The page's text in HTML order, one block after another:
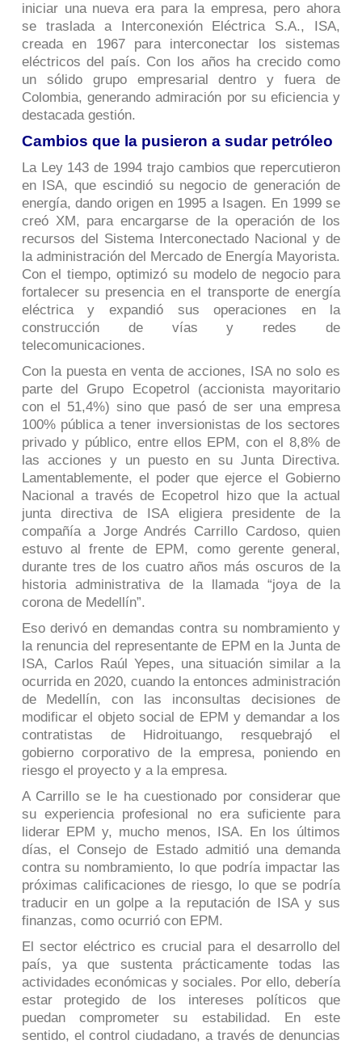
iniciar una nueva era para la empresa, pero ahora
se traslada a Interconexión Eléctrica S.A., ISA,
creada en 1967 para interconectar los sistemas
eléctricos del país. Con los años ha crecido como
un sólido grupo empresarial dentro y fuera de
Colombia, generando admiración por su eficiencia y
destacada gestión.
Cambios que la pusieron a sudar petróleo
La Ley 143 de 1994 trajo cambios que repercutieron
en ISA, que escindió su negocio de generación de
energía, dando origen en 1995 a Isagen. En 1999 se
creó XM, para encargarse de la operación de los
recursos del Sistema Interconectado Nacional y de
la administración del Mercado de Energía Mayorista.
Con el tiempo, optimizó su modelo de negocio para
fortalecer su presencia en el transporte de energía
eléctrica y expandió sus operaciones en la
construcción de vías y redes de
telecomunicaciones.
Con la puesta en venta de acciones, ISA no solo es
parte del Grupo Ecopetrol (accionista mayoritario
con el 51,4%) sino que pasó de ser una empresa
100% pública a tener inversionistas de los sectores
privado y público, entre ellos EPM, con el 8,8% de
las acciones y un puesto en su Junta Directiva.
Lamentablemente, el poder que ejerce el Gobierno
Nacional a través de Ecopetrol hizo que la actual
junta directiva de ISA eligiera presidente de la
compañía a Jorge Andrés Carrillo Cardoso, quien
estuvo al frente de EPM, como gerente general,
durante tres de los cuatro años más oscuros de la
historia administrativa de la llamada “joya de la
corona de Medellín”.
Eso derivó en demandas contra su nombramiento y
la renuncia del representante de EPM en la Junta de
ISA, Carlos Raúl Yepes, una situación similar a la
ocurrida en 2020, cuando la entonces administración
de Medellín, con las inconsultas decisiones de
modificar el objeto social de EPM y demandar a los
contratistas de Hidroituango, resquebrajó el
gobierno corporativo de la empresa, poniendo en
riesgo el proyecto y a la empresa.
A Carrillo se le ha cuestionado por considerar que
su experiencia profesional no era suficiente para
liderar EPM y, mucho menos, ISA. En los últimos
días, el Consejo de Estado admitió una demanda
contra su nombramiento, lo que podría impactar las
próximas calificaciones de riesgo, lo que se podría
traducir en un golpe a la reputación de ISA y sus
finanzas, como ocurrió con EPM.
El sector eléctrico es crucial para el desarrollo del
país, ya que sustenta prácticamente todas las
actividades económicas y sociales. Por ello, debería
estar protegido de los intereses políticos que
puedan comprometer su estabilidad. En este
sentido, el control ciudadano, a través de denuncias